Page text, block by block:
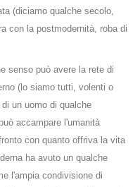
(diciamo qualche secolo,
con la postmodernità, roba di
senso può avere la rete di
(lo siamo tutti, volenti o
un uomo di qualche
accampare l'umanità
con quanto offriva la vita
ha avuto un qualche
l'ampia condivisione di